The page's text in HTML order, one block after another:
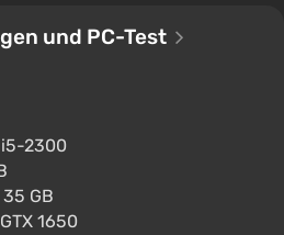
und PC-Test
i5-2300
GB
1650